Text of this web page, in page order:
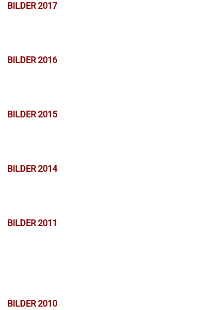
BILDER 2017
BILDER 2016
BILDER 2015
BILDER 2014
BILDER 2011
BILDER 2010